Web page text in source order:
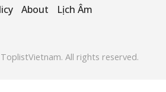
About
Lịch Âm
All rights reserved.